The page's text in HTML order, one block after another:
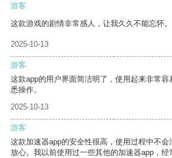
游客
这款游戏的剧情非常感人，让我久久不能忘怀。
2025-10-13
游客
这款app的用户界面简洁明了，使用起来非常
悉操作。
2025-10-13
游客
这款加速器app的安全性很高，使用过程中不
放心。我以前使用过一些其他的加速器app，